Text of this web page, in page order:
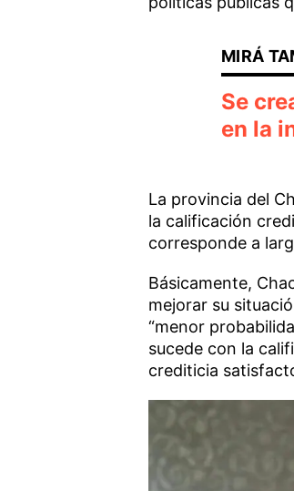
Se
en la
La provincia del
la calificación
corresponde a
Básicamente,
mejorar su
“menor
sucede con la
crediticia